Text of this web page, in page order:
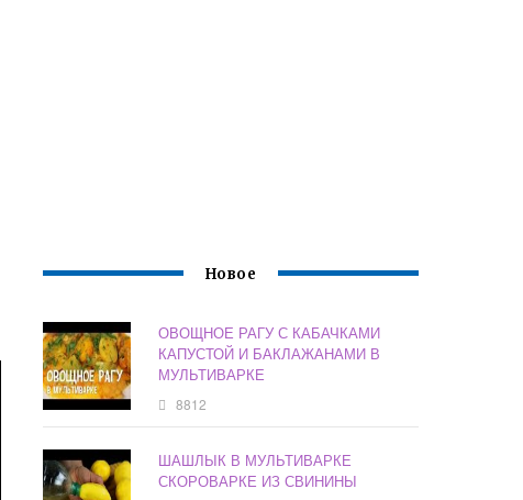
Новое
ОВОЩНОЕ РАГУ С КАБАЧКАМИ
КАПУСТОЙ И БАКЛАЖАНАМИ В
МУЛЬТИВАРКЕ
8812
ШАШЛЫК В МУЛЬТИВАРКЕ
СКОРОВАРКЕ ИЗ СВИНИНЫ